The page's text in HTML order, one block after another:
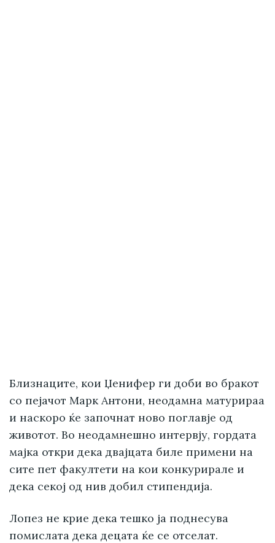
Близнаците, кои Џенифер ги доби во бракот
со пејачот Марк Антони, неодамна матурираа
и наскоро ќе започнат ново поглавје од
животот. Во неодамнешно интервју, гордата
мајка откри дека двајцата биле примени на
сите пет факултети на кои конкурирале и
дека секој од нив добил стипендија.
Лопез не крие дека тешко ја поднесува
помислата дека децата ќе се отселат.